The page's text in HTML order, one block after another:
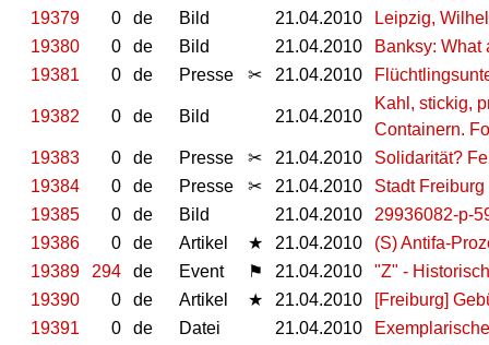
19379
0 de Bild 21.04.2010
Leipzig,
19380
0 de Bild 21.04.2010
Banksy: What
19381
0 de Presse ✂ 21.04.2010
19382 0 de Bild 21.04.2010
Kahl, stickig,
Containern.
19383
0 de Presse ✂ 21.04.2010
Solidarität?
19384
0 de Presse ✂ 21.04.2010
Stadt
19385
0 de Bild 21.04.2010
29936082-p-
19386
0 de Artikel ★ 21.04.2010
(S) Antifa-
19389
294 de Event ⚑ 21.04.2010
"Z" -
19390
0 de Artikel ★ 21.04.2010
[Freiburg]
19391
0 de Datei 21.04.2010